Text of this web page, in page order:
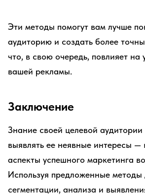
Эти методы помогут вам лучше
аудиторию и создать более
что, в свою очередь, повлияет на
вашей рекламы.
Заключение
Знание своей целевой
выявлять ее неявные интересы —
аспекты успешного маркетинга
Используя предложенные методы
сегментации, анализа и